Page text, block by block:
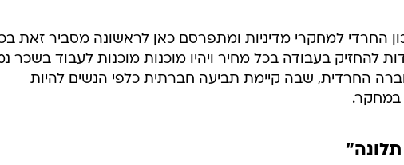
בקרב גברים חרדים, לפי דיווח עצמי, היא בהיקף הקטן
מבין קבוצות האוכלוסייה השונות. לפי המחקר, 9% בלבד מהגברים החרדים העובדים דיווחו על
הערבים.
כי "לא מן הנמנע שדיווחים אלה (של הגברים החרדים - ח"מ)